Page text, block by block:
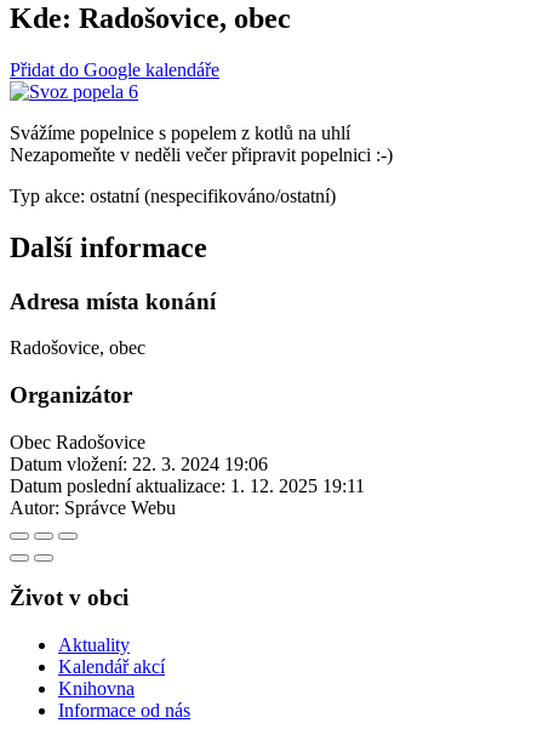
Kde: Radošovice, obec
Přidat do Google kalendáře
Svážíme popelnice s popelem z kotlů na uhlí
Nezapomeňte v neděli večer připravit popelnici :-)
Typ akce: ostatní (nespecifikováno/ostatní)
Další informace
Adresa místa konání
Radošovice, obec
Organizátor
Obec Radošovice
Datum vložení: 22. 3. 2024 19:06
Datum poslední aktualizace: 1. 12. 2025 19:11
Autor: Správce Webu
Život v obci
Aktuality
Kalendář akcí
Knihovna
Informace od nás